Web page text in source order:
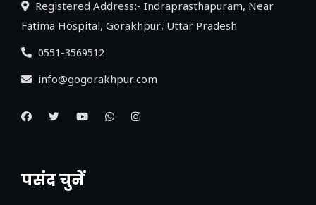
Registered Address:- Indraprasthapuram, Near
Fatima Hospital, Gorakhpur, Uttar Pradesh
0551-3569512
info@gogorakhpur.com
पसंद चुनें